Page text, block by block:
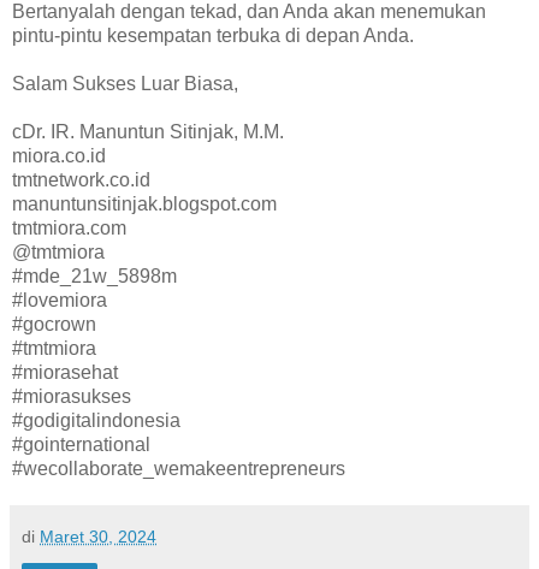
Bertanyalah dengan tekad, dan Anda akan menemukan
pintu-pintu kesempatan terbuka di depan Anda.
Salam Sukses Luar Biasa,
cDr. IR. Manuntun Sitinjak, M.M.
miora.co.id
tmtnetwork.co.id
manuntunsitinjak.blogspot.com
tmtmiora.com
@tmtmiora
#mde_21w_5898m
#lovemiora
#gocrown
#tmtmiora
#miorasehat
#miorasukses
#godigitalindonesia
#gointernational
#wecollaborate_wemakeentrepreneurs
di Maret 30, 2024